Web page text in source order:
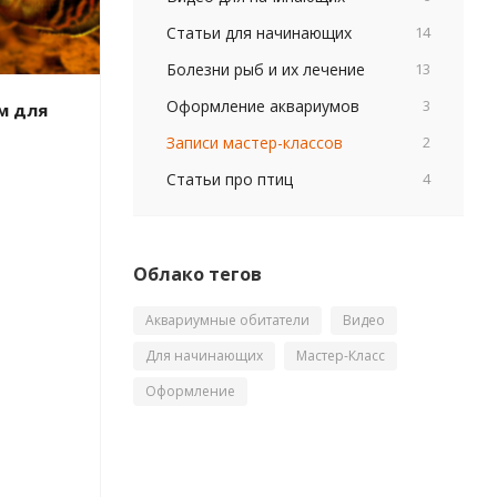
для
Статьи для начинающих 14
Болезни рыб и их лечение 13
Оформление аквариумов 3
Записи мастер-классов 2
Статьи про птиц 4
Облако тегов
Аквариумные обитатели
Видео
Для начинающих
Мастер-Класс
Оформление